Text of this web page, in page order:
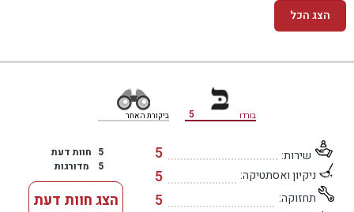
הצג הכל
בורדו 5 ביקורת האתר
שירות: 5
ניקיון ואסתטיקה: 5
תחזוקה: 5
5 חוות דעת
5
מדורגות
הצג חוות דעת